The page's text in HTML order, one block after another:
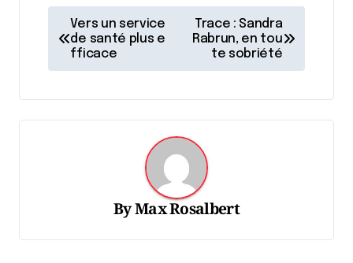
v
i
g
Vers un service
de santé plus e
fficace
Trace : Sandra
Rabrun, en tou
te sobriété
ByMax Rosalbert